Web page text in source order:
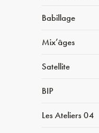
Babillage
Mix’âges
Satellite
BIP
Les Ateliers 04